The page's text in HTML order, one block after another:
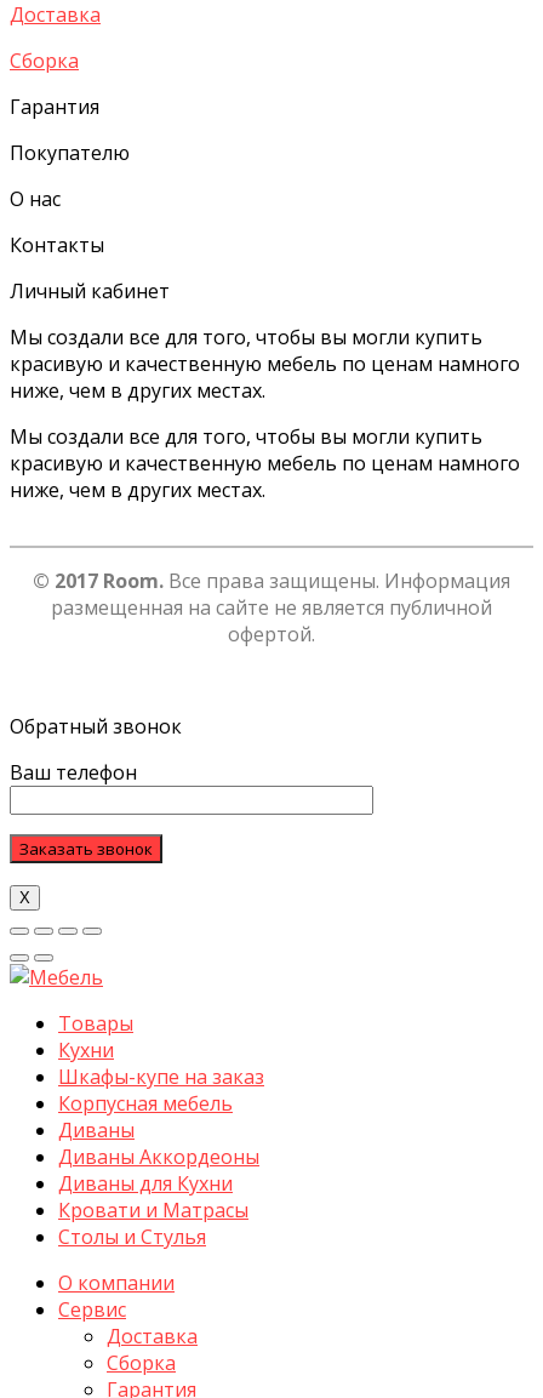
Доставка
Сборка
Гарантия
Покупателю
О нас
Контакты
Личный кабинет
Мы создали все для того, чтобы вы могли купить
красивую и качественную мебель по ценам намного
ниже, чем в других местах.
Мы создали все для того, чтобы вы могли купить
красивую и качественную мебель по ценам намного
ниже, чем в других местах.
© 2017 Room. Все права защищены. Информация
размещенная на сайте не является публичной
офертой.
Обратный звонок
Ваш телефон
Х
Товары
Кухни
Шкафы-купе на заказ
Корпусная мебель
Диваны
Диваны Аккордеоны
Диваны для Кухни
Кровати и Матрасы
Столы и Стулья
О компании
Сервис
Доставка
Сборка
Гарантия